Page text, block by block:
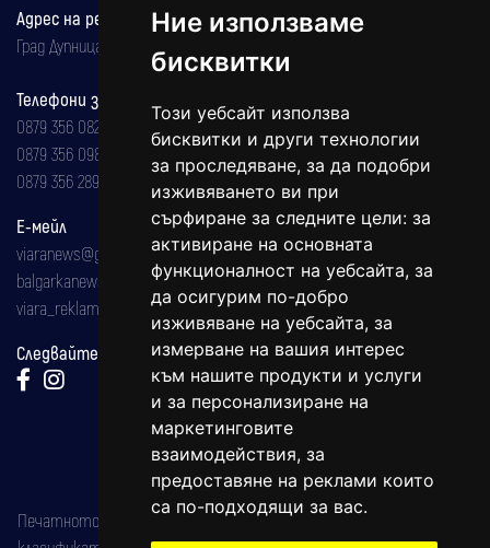
Ние използваме
бисквитки
Този уебсайт използва
бисквитки и други технологии
за проследяване, за да подобри
изживяването ви при
сърфиране за следните цели: за
активиране на основната
функционалност на уебсайта, за
да осигурим по-добро
изживяване на уебсайта, за
измерване на вашия интерес
към нашите продукти и услуги
и за персонализиране на
маркетинговите
взаимодействия, за
предоставяне на реклами които
са по-подходящи за вас.
Адрес на редакцията
Град Дупница, ул.''Христо Ботев" 43
Телефони за реклама и абонаменти
0879 356 082
0879 356 098
0879 356 289
Е-мейл
viaranews@gmail.com
balgarkanews@gmail.com
viara_reklama@mail.bg
Следвайте ни:
Печатното издание на вестника е регистрирано в националния